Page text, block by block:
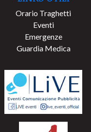
Orario Traghetti
Eventi
Emergenze
Guardia Medica